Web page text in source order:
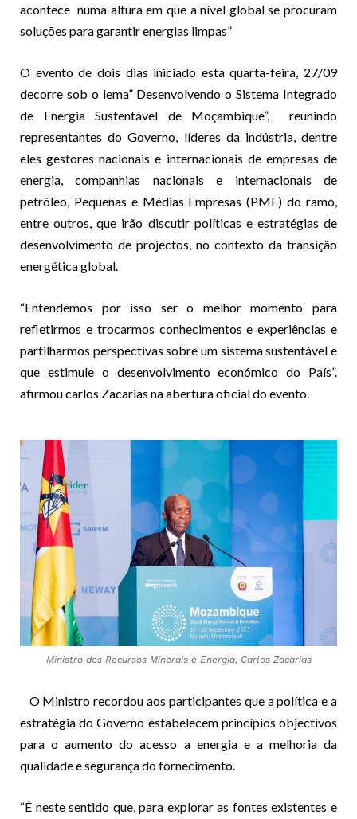
acontece numa altura em que a nível global se procuram
soluções para garantir energias limpas”
O evento de dois dias iniciado esta quarta-feira, 27/09
decorre sob o lema” Desenvolvendo o Sistema Integrado
de Energia Sustentável de Moçambique”, reunindo
representantes do Governo, líderes da indústria, dentre
eles gestores nacionais e internacionais de empresas de
energia, companhias nacionais e internacionais de
petróleo, Pequenas e Médias Empresas (PME) do ramo,
entre outros, que irão discutir políticas e estratégias de
desenvolvimento de projectos, no contexto da transição
energética global.
“Entendemos por isso ser o melhor momento para
refletirmos e trocarmos conhecimentos e experiências e
partilharmos perspectivas sobre um sistema sustentável e
que estimule o desenvolvimento económico do País”.
afirmou carlos Zacarias na abertura oficial do evento.
Ministro dos Recursos Minerais e Energia, Carlos Zacarias
O Ministro recordou aos participantes que a política e a
estratégia do Governo estabelecem princípios objectivos
para o aumento do acesso a energia e a melhoria da
qualidade e segurança do fornecimento.
“É neste sentido que, para explorar as fontes existentes e